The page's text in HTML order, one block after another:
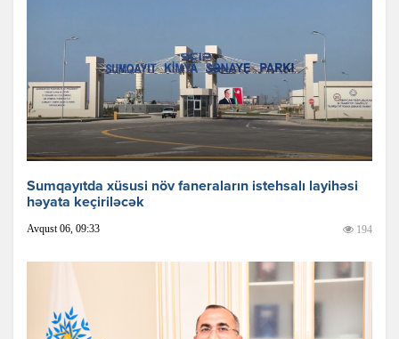
Sumqayıtda xüsusi növ faneraların istehsalı layihəsi
həyata keçiriləcək
Avqust 06, 09:33 194